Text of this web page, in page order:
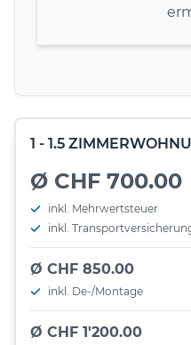
1 - 1.5
Ø CHF 700.00
inkl. Mehrwertsteuer
inkl.
Ø CHF 850.00
inkl. De-/Montage
Ø CHF 1'200.00